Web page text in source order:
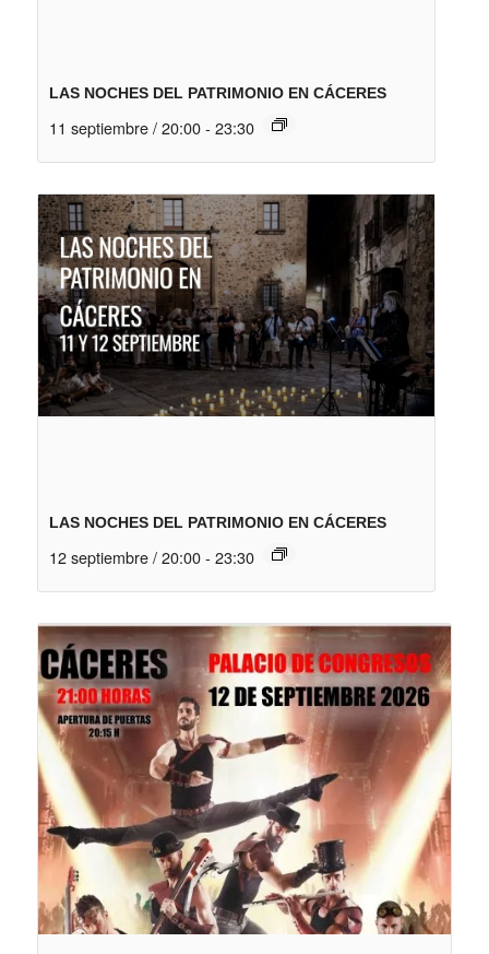
LAS NOCHES DEL PATRIMONIO EN CÁCERES
11 septiembre / 20:00 - 23:30
LAS NOCHES DEL PATRIMONIO EN CÁCERES
12 septiembre / 20:00 - 23:30